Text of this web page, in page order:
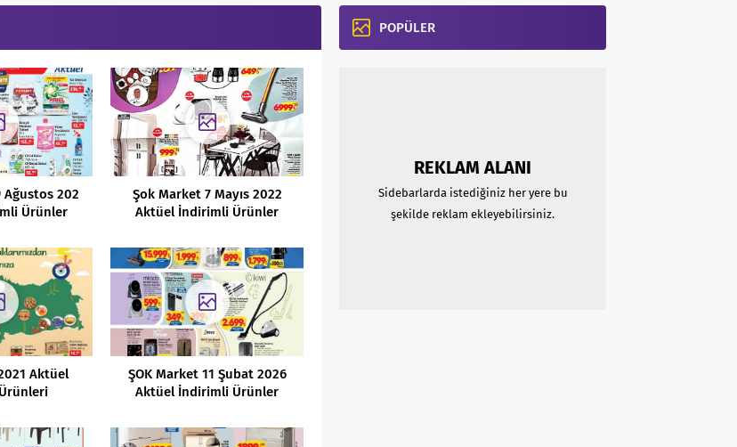
Ağustos 202
Ürünler
Şok Market 7 Mayıs 2022
Aktüel İndirimli Ürünler
Aktüel
ŞOK Market 11 Şubat 2026
Aktüel İndirimli Ürünler
POPÜLER
REKLAM ALANI
Sidebarlarda istediğiniz her yere bu
şekilde reklam ekleyebilirsiniz.